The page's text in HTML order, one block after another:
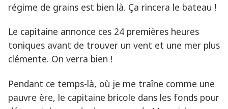
régime de grains est bien là. Ça rincera le bateau !
Le capitaine annonce ces 24 premières heures
toniques avant de trouver un vent et une mer plus
clémente. On verra bien !
Pendant ce temps-là, où je me traîne comme une
pauvre ère, le capitaine bricole dans les fonds pour